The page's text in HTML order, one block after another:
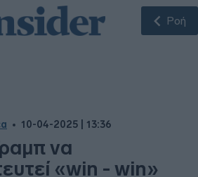
Ροή
10-04-2025 | 13:36
να
«win - win»